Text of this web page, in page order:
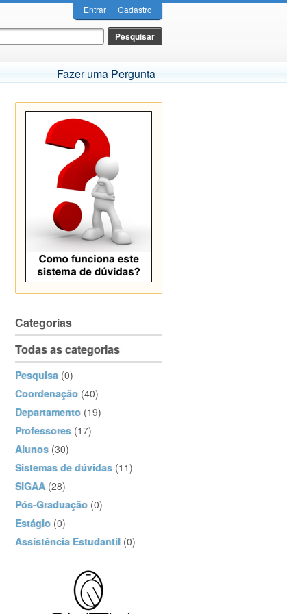
Entrar Cadastro
Fazer uma Pergunta
Categorias
Todas as categorias
Pesquisa (0)
Coordenação (40)
Departamento (19)
Professores (17)
Alunos (30)
Sistemas de dúvidas (11)
SIGAA (28)
Pós-Graduação (0)
Estágio (0)
Assistência Estudantil (0)